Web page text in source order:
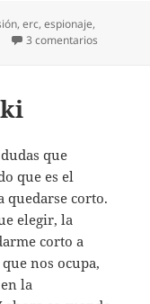
,erc,espionaje,
3 comentarios
que
que es el
quedarse corto.
elegir, la
corto a
nos ocupa,
la